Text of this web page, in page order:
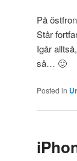
På
Står
Igår
så… 🙂
Posted in